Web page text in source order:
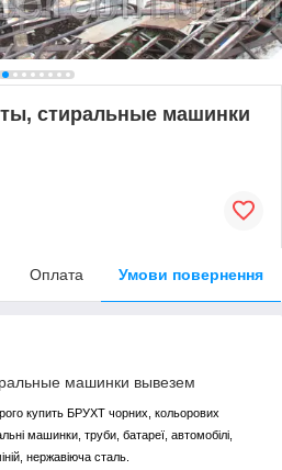
стиральные машинки
Оплата Умови повернення
машинки вывезем
купить БРУХТ чорних, кольорових
машинки, труби, батареї, автомобілі,
нержавіюча сталь.